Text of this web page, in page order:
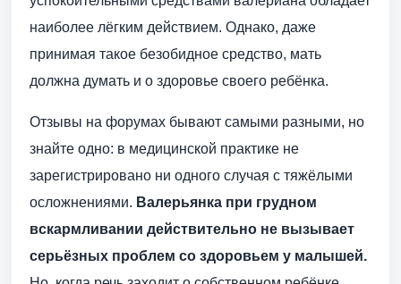
наиболее лёгким действием. Однако, даже
принимая такое безобидное средство, мать
должна думать и о здоровье своего ребёнка.
Отзывы на форумах бывают самыми разными, но
знайте одно: в медицинской практике не
зарегистрировано ни одного случая с тяжёлыми
осложнениями. Валерьянка при грудном
вскармливании действительно не вызывает
серьёзных проблем со здоровьем у малышей.